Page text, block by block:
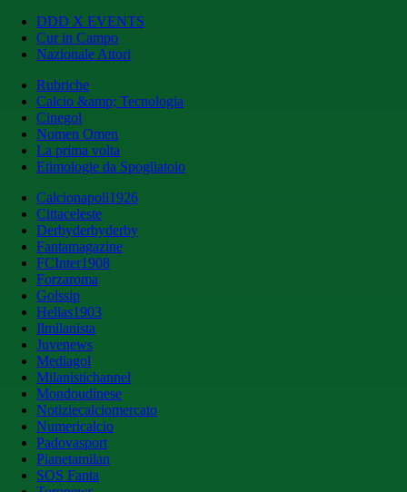
DDD X EVENTS
Cur in Campo
Nazionale Attori
Rubriche
Calcio &amp; Tecnologia
Cinegol
Nomen Omen
La prima volta
Etimologie da Spogliatoio
Calcionapoli1926
Cittaceleste
Derbyderbyderby
Fantamagazine
FCInter1908
Forzaroma
Golssip
Hellas1903
Ilmilanista
Juvenews
Mediagol
Milanistichannel
Mondoudinese
Notiziecalciomercato
Numericalcio
Padovasport
Pianetamilan
SOS Fanta